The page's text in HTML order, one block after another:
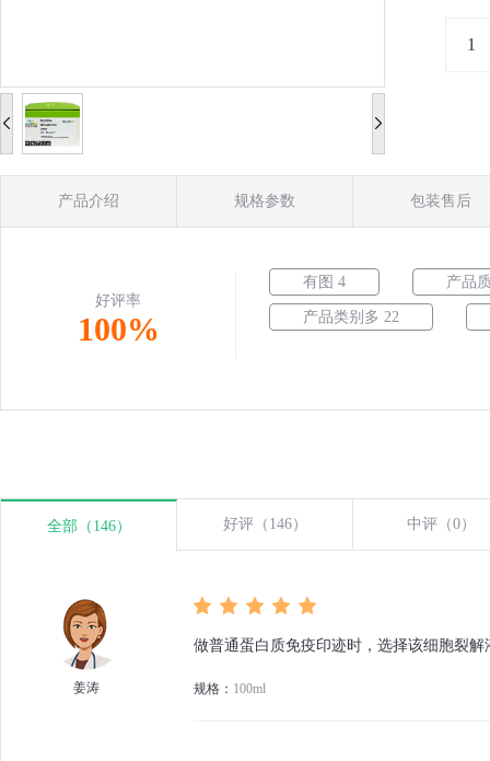
产品介绍 规格参数 包装售后
好评率
100%
有图 4 产品
产品类别多 22
全部（146） 好评（146） 中评（0）
姜涛
做普通蛋白质免疫印迹时，选择该细胞裂
规格： 100ml